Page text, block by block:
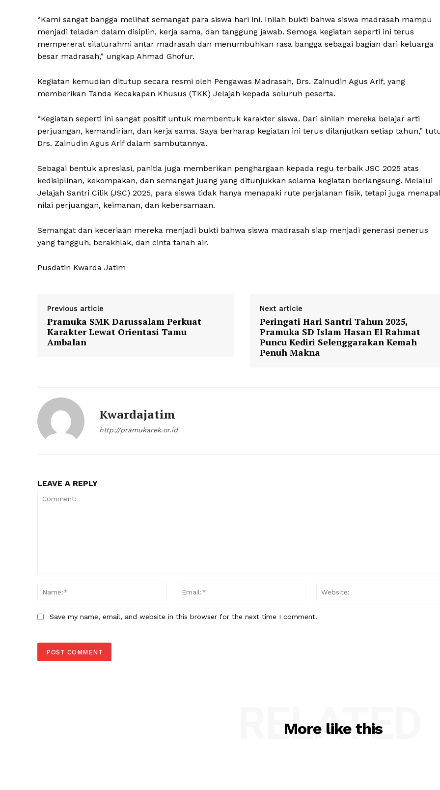
“Kami sangat bangga melihat semangat para siswa hari ini. Inilah bukti bahwa siswa madrasah mampu
menjadi teladan dalam disiplin, kerja sama, dan tanggung jawab. Semoga kegiatan seperti ini terus
mempererat silaturahmi antar madrasah dan menumbuhkan rasa bangga sebagai bagian dari keluarga
besar madrasah,” ungkap Ahmad Ghofur.
Kegiatan kemudian ditutup secara resmi oleh Pengawas Madrasah, Drs. Zainudin Agus Arif, yang
memberikan Tanda Kecakapan Khusus (TKK) Jelajah kepada seluruh peserta.
“Kegiatan seperti ini sangat positif untuk membentuk karakter siswa. Dari sinilah mereka belajar arti
perjuangan, kemandirian, dan kerja sama. Saya berharap kegiatan ini terus dilanjutkan setiap tahun,”
Drs. Zainudin Agus Arif dalam sambutannya.
Sebagai bentuk apresiasi, panitia juga memberikan penghargaan kepada regu terbaik JSC 2025 atas
kedisiplinan, kekompakan, dan semangat juang yang ditunjukkan selama kegiatan berlangsung. Melalui
Jelajah Santri Cilik (JSC) 2025, para siswa tidak hanya menapaki rute perjalanan fisik, tetapi juga
nilai perjuangan, keimanan, dan kebersamaan.
Semangat dan keceriaan mereka menjadi bukti bahwa siswa madrasah siap menjadi generasi penerus
yang tangguh, berakhlak, dan cinta tanah air.
Pusdatin Kwarda Jatim
Previous article
Pramuka SMK Darussalam Perkuat
Karakter Lewat Orientasi Tamu
Ambalan
Next article
Peringati Hari Santri Tahun 2025,
Pramuka SD Islam Hasan El Rahmat
Puncu Kediri Selenggarakan Kemah
Penuh Makna
Kwardajatim
http://pramukarek.or.id
LEAVE A REPLY
Name:*
Email:*
Save my name, email, and website in this browser for the next time I comment.
More like this
RELATED